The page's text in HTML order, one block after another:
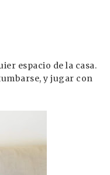
espacio de la casa.
y jugar con